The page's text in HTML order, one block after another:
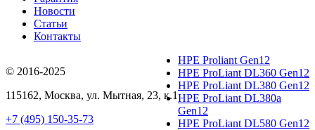
Новости
Статьи
Контакты
© 2016-2025
115162, Москва, ул. Мытная, 23, к.1
+7 (495) 150-35-73
HPE Proliant Gen12
HPE ProLiant DL360 Gen12
HPE ProLiant DL380 Gen12
HPE ProLiant DL380a
Gen12
HPE ProLiant DL580 Gen12